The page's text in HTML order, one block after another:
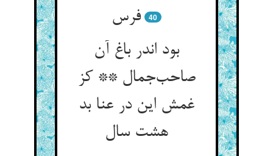
فرس
40
بود اندر باغ آن
صاحب‌جمال ** کز
غمش این در عنا بد
هشت سال